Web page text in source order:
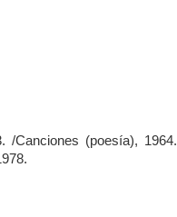
/Canciones (poesía), 1964.